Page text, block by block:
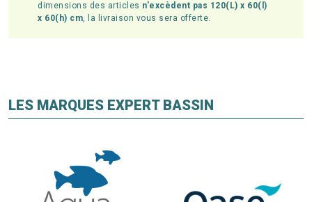
dimensions des articles n'excèdent pas 120(L) x 60(l)
x 60(h) cm, la livraison vous sera offerte.
LES MARQUES EXPERT BASSIN